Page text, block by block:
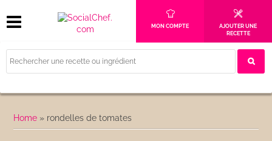
MON COMPTE
AJOUTER UNE
RECETTE
Home » rondelles de tomates